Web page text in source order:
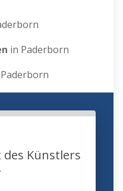
in Paderborn
des Künstlers